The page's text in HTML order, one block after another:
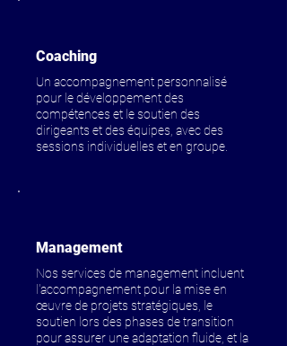
Coaching
Un accompagnement personnalisé
pour le développement des
compétences et le soutien des
dirigeants et des équipes, avec des
sessions individuelles et en groupe.
Management
Nos services de management incluent
l'accompagnement pour la mise en
œuvre de projets stratégiques, le
soutien lors des phases de transition
pour assurer une adaptation fluide, et la